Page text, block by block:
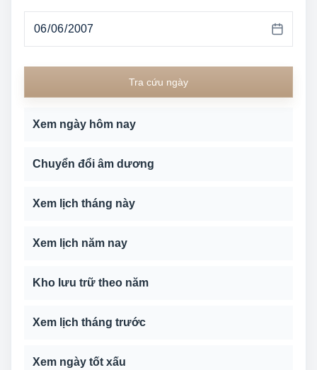
Tra cứu ngày
Xem ngày hôm nay
Chuyển đổi âm dương
Xem lịch tháng này
Xem lịch năm nay
Kho lưu trữ theo năm
Xem lịch tháng trước
Xem ngày tốt xấu